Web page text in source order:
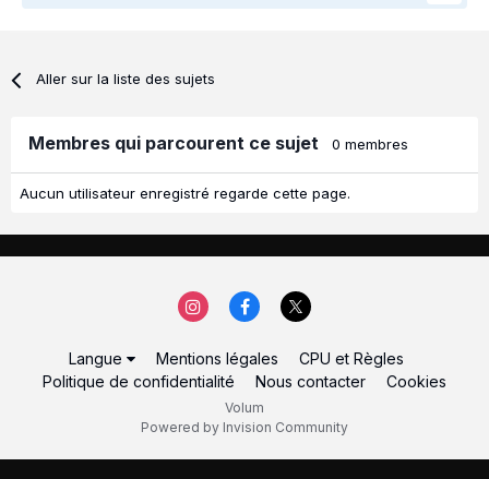
Aller sur la liste des sujets
Membres qui parcourent ce sujet 0 membres
Aucun utilisateur enregistré regarde cette page.
Langue Mentions légales
CPU et Règles
Politique de confidentialité
Nous contacter Cookies
Volum
Powered by Invision Community